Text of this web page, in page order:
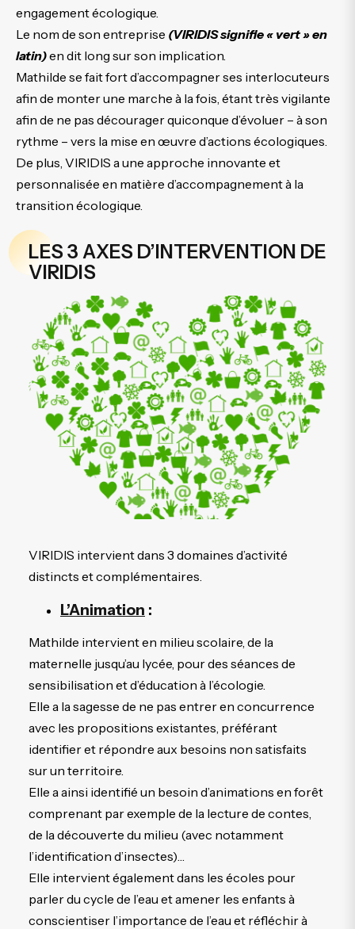
engagement écologique.
Le nom de son entreprise (VIRIDIS signifie « vert » en
latin)en dit long sur son implication.
Mathilde se fait fort d’accompagner ses interlocuteurs
afin de monter une marche à la fois, étant très vigilante
afin de ne pas décourager quiconque d’évoluer – à son
rythme – vers la mise en œuvre d’actions écologiques.
De plus, VIRIDIS a une approche innovante et
personnalisée en matière d’accompagnement à la
transition écologique.
LES 3 AXES D’INTERVENTION DE
VIRIDIS
VIRIDIS intervient dans 3 domaines d’activité
distincts et complémentaires.
L’Animation :
Mathilde intervient en milieu scolaire, de la
maternelle jusqu’au lycée, pour des séances de
sensibilisation et d’éducation à l’écologie.
Elle a la sagesse de ne pas entrer en concurrence
avec les propositions existantes, préférant
identifier et répondre aux besoins non satisfaits
sur un territoire.
Elle a ainsi identifié un besoin d’animations en forêt
comprenant par exemple de la lecture de contes,
de la découverte du milieu (avec notamment
l’identification d’insectes)…
Elle intervient également dans les écoles pour
parler du cycle de l’eau et amener les enfants à
conscientiser l’importance de l’eau et réfléchir à